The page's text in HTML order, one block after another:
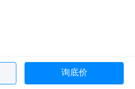
询底价